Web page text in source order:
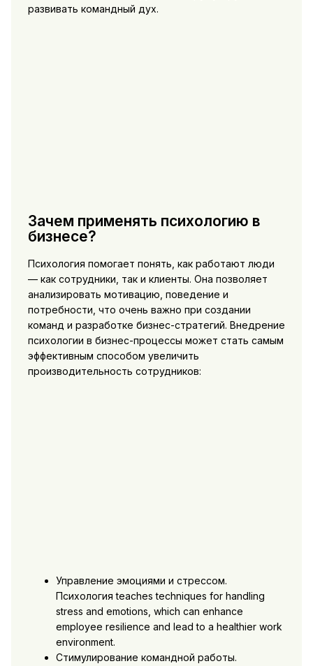
развивать командный дух.
Зачем применять психологию в
бизнесе?
Психология помогает понять, как работают люди
— как сотрудники, так и клиенты. Она позволяет
анализировать мотивацию, поведение и
потребности, что очень важно при создании
команд и разработке бизнес-стратегий. Внедрение
психологии в бизнес-процессы может стать самым
эффективным способом увеличить
производительность сотрудников:
Управление эмоциями и стрессом.
Психология teaches techniques for handling
stress and emotions, which can enhance
employee resilience and lead to a healthier work
environment.
Стимулирование командной работы.